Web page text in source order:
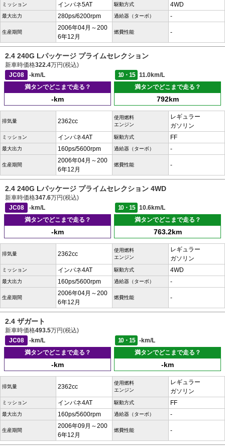
ミッション インパネ5AT 駆動方式 4WD
最大出力 280ps/6200rpm 過給器（ターボ） -
生産期間
2006年04月～200
6年12月
燃費性能 -
2.4 240G Lパッケージ プライムセレクション
新車時価格322.4万円(税込)
JC08
-km/L 10・15
11.0km/L
満タンでどこまで走る？
-km
満タンでどこまで走る？
792km
排気量 2362cc
使用燃料
エンジン
レギュラー
ガソリン
ミッション インパネ4AT 駆動方式 FF
最大出力 160ps/5600rpm 過給器（ターボ） -
生産期間
2006年04月～200
6年12月
燃費性能 -
2.4 240G Lパッケージ プライムセレクション 4WD
新車時価格347.6万円(税込)
JC08
-km/L 10・15
10.6km/L
満タンでどこまで走る？
-km
満タンでどこまで走る？
763.2km
排気量 2362cc
使用燃料
エンジン
レギュラー
ガソリン
ミッション インパネ4AT 駆動方式 4WD
最大出力 160ps/5600rpm 過給器（ターボ） -
生産期間
2006年04月～200
6年12月
燃費性能 -
2.4 ザガート
新車時価格493.5万円(税込)
JC08
-km/L 10・15
-km/L
満タンでどこまで走る？
-km
満タンでどこまで走る？
-km
排気量 2362cc
使用燃料
エンジン
レギュラー
ガソリン
ミッション インパネ4AT 駆動方式 FF
最大出力 160ps/5600rpm 過給器（ターボ） -
生産期間
2006年09月～200
6年12月
燃費性能 -